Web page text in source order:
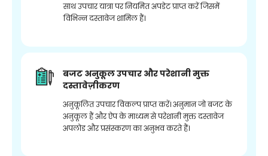
साथ उपचार यात्रा पर नियमित अपडेट प्राप्त करें जिसमें
विभिन्न दस्तावेज शामिल हैं।
बजट अनुकूल उपचार और परेशानी मुक्त
दस्तावेज़ीकरण
अनुकूलित उपचार विकल्प प्राप्त करें। अनुमान जो बजट के
अनुकूल हैं और ऐप के माध्यम से परेशानी मुक्त दस्तावेज
अपलोड और प्रसंस्करण का अनुभव करते हैं।